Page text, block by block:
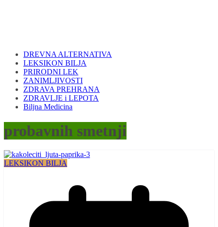
DREVNA ALTERNATIVA
LEKSIKON BILJA
PRIRODNI LEK
ZANIMLJIVOSTI
ZDRAVA PREHRANA
ZDRAVLJE i LEPOTA
Biljna Medicina
probavnih smetnji
LEKSIKON BILJA